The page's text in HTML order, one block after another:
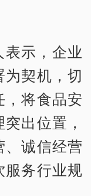
示，企业
契机，切
将食品安
出位置，
、诚信经营
服务行业规